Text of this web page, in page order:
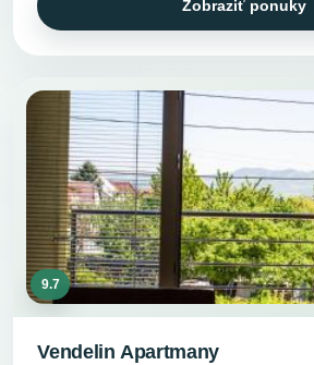
Zobraziť ponuky
9.7
Vendelin Apartmany